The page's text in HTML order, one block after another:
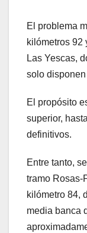
El problema
kilómetros 92
Las Yescas,
solo
El propósito
superior,
definitivos.
Entre tanto,
tramo Rosas-
kilómetro 84,
media banca